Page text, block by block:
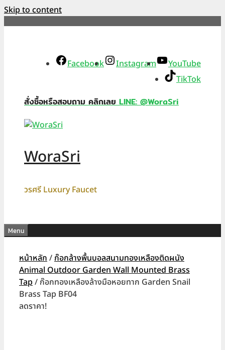
Skip to content
Facebook Instagram
YouTube
TikTok
สั่งซื้อหรือสอบถาม คลิกเลยLINE: @WoraSri
WoraSri
วรศรี Luxury Faucet
Menu
หน้าหลัก / ก๊อกล้างพื้นบอลสนามทองเหลืองติดผนัง
Animal Outdoor Garden Wall Mounted Brass
Tap / ก๊อกทองเหลืองล้างมือหอยทาก Garden Snail
Brass Tap BF04
ลดราคา!